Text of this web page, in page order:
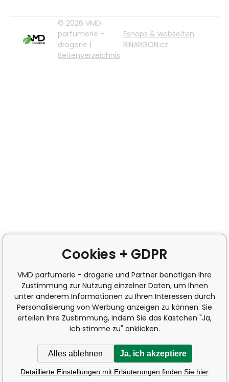
© 2026 VMD
parfumerie -
drogerie |
Seitenverzeichnis
Eshops & webseiten
BINARGON.cz
Cookies + GDPR
VMD parfumerie - drogerie und Partner benötigen Ihre
Zustimmung zur Nutzung einzelner Daten, um Ihnen
unter anderem Informationen zu Ihren Interessen durch
Personalisierung von Werbung anzeigen zu können. Sie
erteilen Ihre Zustimmung, indem Sie das Kästchen "Ja,
ich stimme zu" anklicken.
Alles ablehnen Ja, ich akzeptiere
Detaillierte Einstellungen mit Erläuterungen finden Sie hier